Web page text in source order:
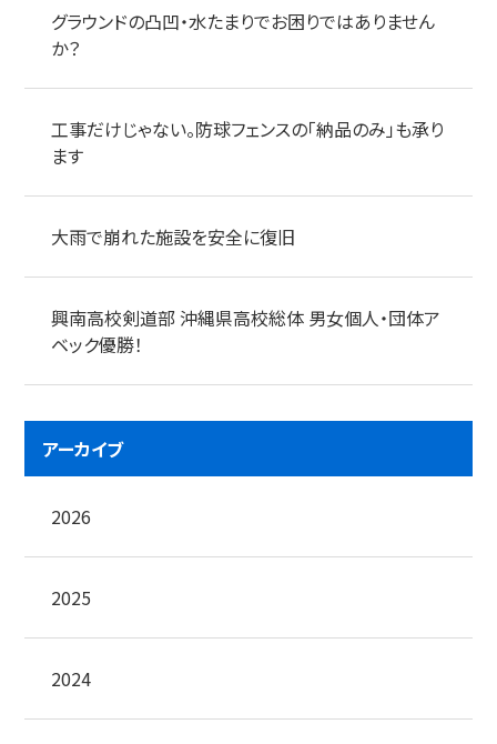
グラウンドの凸凹・水たまりでお困りではありません
か？
工事だけじゃない。防球フェンスの「納品のみ」も承り
ます
大雨で崩れた施設を安全に復旧
興南高校剣道部 沖縄県高校総体 男女個人・団体ア
ベック優勝！
アーカイブ
2026
2025
2024